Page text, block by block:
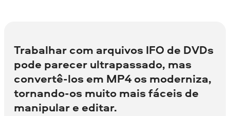
Trabalhar com arquivos IFO de DVDs
pode parecer ultrapassado, mas
convertê-los em MP4 os moderniza,
tornando-os muito mais fáceis de
manipular e editar.